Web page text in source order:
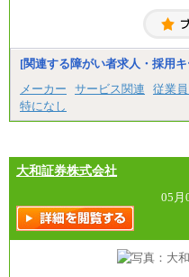
※2025年度実績
※試用期間3か
中途：
全職種共通
最低月給
[関連する障がい者求人・採用
メーカー
サービス関連 従業
特になし
大和証券株式会社
05